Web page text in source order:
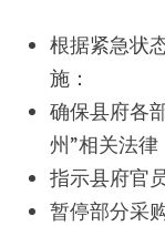
根据紧急状
施：
确保县府各
州”相关法律
指示县府官
暂停部分采